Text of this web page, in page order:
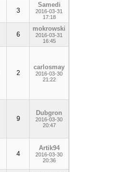
3
Samedi
2016-03-31
17:18
6
mokrowski
2016-03-31
16:45
2
carlosmay
2016-03-30
21:22
9
Dubgron
2016-03-30
20:47
4
Artik94
2016-03-30
20:36